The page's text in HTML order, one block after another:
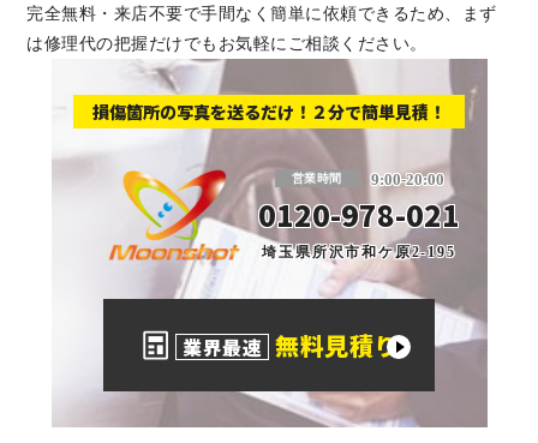
完全無料・来店不要で手間なく簡単に依頼できるため、まず
は修理代の把握だけでもお気軽にご相談ください。
損傷箇所の写真を送るだけ！２分で簡単見積！
板金塗装と車の傷修理を格安で 東
営業時間 9:00-20:00
0120-978-021
埼玉県所沢市和ケ原2-195
業界最速 無料見積り